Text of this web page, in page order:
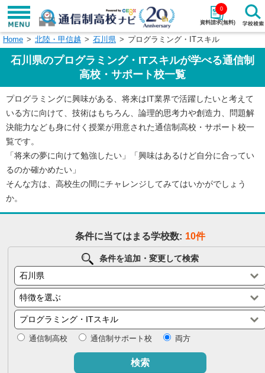
資料請求(無料)
0
学校名で探す
エリアから探す 特徴から探す
エリアを選択して探す
関東 北海道・東北
東海 北陸・甲信越
近畿 中国
九州・沖縄
Home 北陸・甲信越 石川県 プログラミング・ITスキル
石川県のプログラミング・ITスキルが学べる通信制
高校・サポート校一覧
プログラミングに興味がある、将来はIT業界で活躍したいと考えて
いる方に向けて、技術はもちろん、論理的思考力や創造力、問題解
決能力なども身に付く授業が用意された通信制高校・サポート校一
覧です。
「将来の夢に向けて勉強したい」「興味はあるけど自分に合ってい
るのか確かめたい」
そんな方は、高校生の間にチャレンジしてみてはいかがでしょう
か。
条件に当てはまる学校数: 10件
条件を追加・変更して検索
通信制高校 通信制サポート校 両方
検索